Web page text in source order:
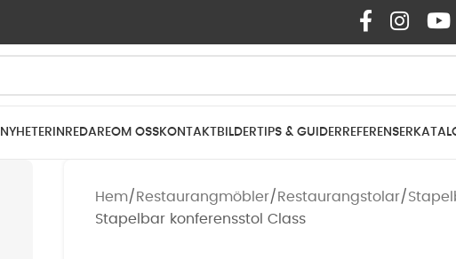
NYHETER INREDAREOM OSSKONTAKT BILDER TIPS & GUIDER REFERENSER
Hem Restaurangmöbler Restaurangstolar
Stapelbar konferensstol Class